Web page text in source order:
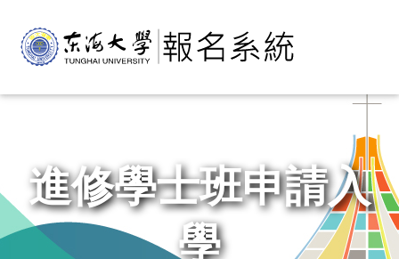
進修學士班申請入
學